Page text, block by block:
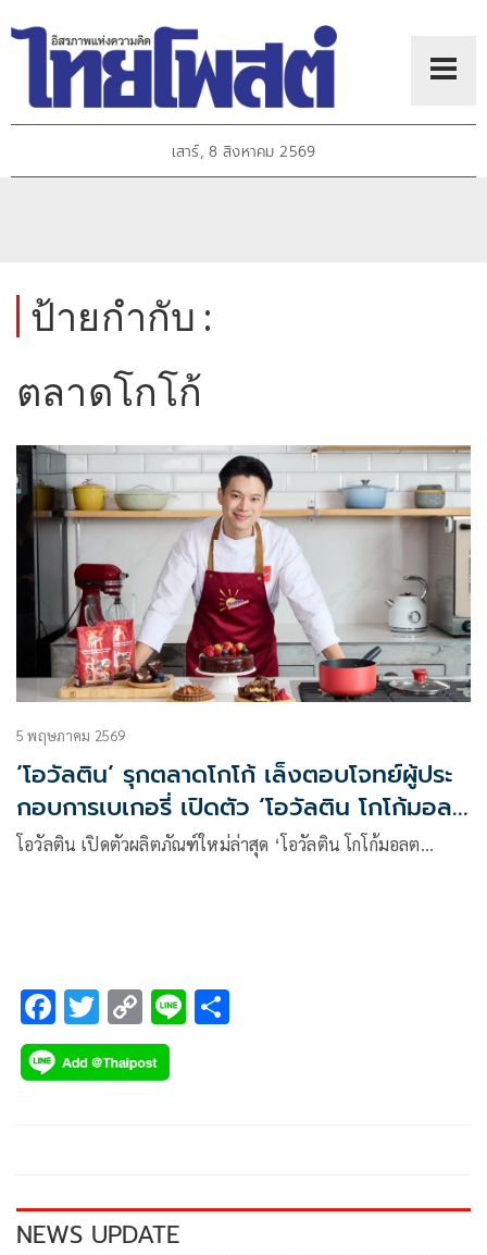
เสาร์, 8 สิงหาคม 2569
ป้ายกำกับ :
ตลาดโกโก้
5 พฤษภาคม 2569
‘โอวัลติน’ รุกตลาดโกโก้ เล็งตอบโจทย์ผู้ประ
กอบการเบเกอรี่ เปิดตัว ‘โอวัลติน โกโก้มอลต์
คว้า ‘เชฟปิง’ นั่งแท่นแบรนด์แอมบาสเดอร์
โอวัลติน เปิดตัวผลิตภัณฑ์ใหม่ล่าสุด ‘โอวัลติน โกโก้มอลต…
F
ac
e
k
T
wi
tt
C
o
p
k
Li
NEWS UPDATE